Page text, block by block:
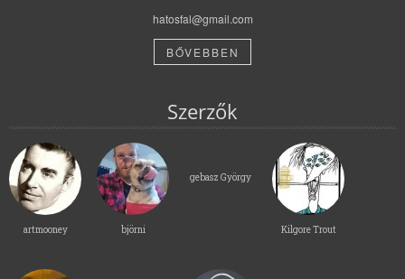
hatosfal@gmail.com
BŐVEBBEN
Szerzők
artmooney björni
gebasz György
Kilgore Trout